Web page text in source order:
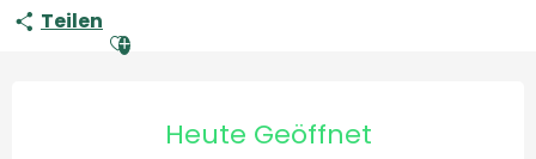
Teilen Ajouter aux favoris
Heute Geöffnet